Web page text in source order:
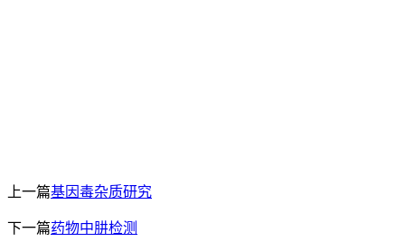
上一篇基因毒杂质研究
下一篇药物中肼检测